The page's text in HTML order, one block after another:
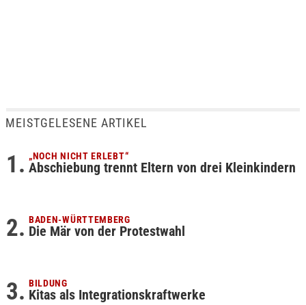
MEISTGELESENE ARTIKEL
„NOCH NICHT ERLEBT“
Abschiebung trennt Eltern von drei Kleinkindern
BADEN-WÜRTTEMBERG
Die Mär von der Protestwahl
BILDUNG
Kitas als Integrationskraftwerke